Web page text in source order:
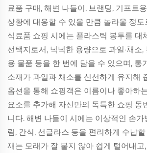
료품 구매, 해변 나들이, 브랜딩, 기프트
상황에 대응할 수 있을 만큼 놀라울 정
식료품 쇼핑 시에는 플라스틱 봉투를 대
선택지로서, 넉넉한 용량으로 과일·채소,
용 물품 등을 한 번에 담을 수 있으며, 통
소재가 과일과 채소를 신선하게 유지해
옵션을 통해 쇼핑객은 이름이나 좋아하
요소를 추가해 자신만의 독특한 쇼핑 동
니다. 해변 나들이 시에는 이상적인 손가
림, 간식, 선글라스 등을 편리하게 수납
재는 모래가 잘 붙지 않아 쉽게 털어내고